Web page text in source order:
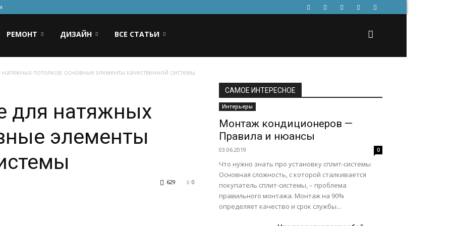
РЕМОНТ ДИЗАЙН ВСЕ СТАТЬИ
потолков: основные элементы качественной системы
для натяжных
элементы
0
629
САМОЕ ИНТЕРЕСНОЕ
Интерьеры
Монтаж кондиционеров —
Правила и нюансы
03.06.2019 0
Что нужно знать про установку сплит-системы
Основная сложность, с которой сталкивается
покупатель сплит-системы, – проблема
правильного монтажа. Монтаж на 90%
определяет качество и срок службы...